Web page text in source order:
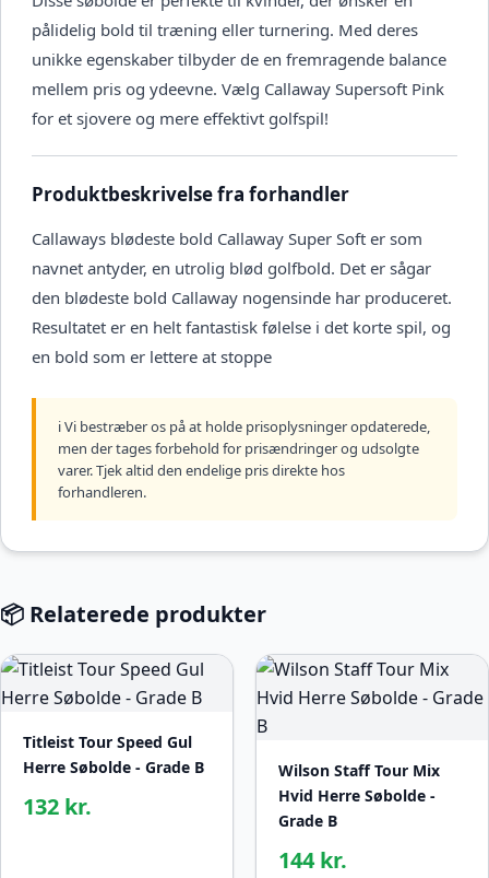
pålidelig bold til træning eller turnering. Med deres
unikke egenskaber tilbyder de en fremragende balance
mellem pris og ydeevne. Vælg Callaway Supersoft Pink
for et sjovere og mere effektivt golfspil!
Produktbeskrivelse fra forhandler
Callaways blødeste bold Callaway Super Soft er som
navnet antyder, en utrolig blød golfbold. Det er sågar
den blødeste bold Callaway nogensinde har produceret.
Resultatet er en helt fantastisk følelse i det korte spil, og
en bold som er lettere at stoppe
ℹ️ Vi bestræber os på at holde prisoplysninger opdaterede,
men der tages forbehold for prisændringer og udsolgte
varer. Tjek altid den endelige pris direkte hos
forhandleren.
📦 Relaterede produkter
Titleist Tour Speed Gul
Herre Søbolde - Grade B
132 kr.
Wilson Staff Tour Mix
Hvid Herre Søbolde -
Grade B
144 kr.